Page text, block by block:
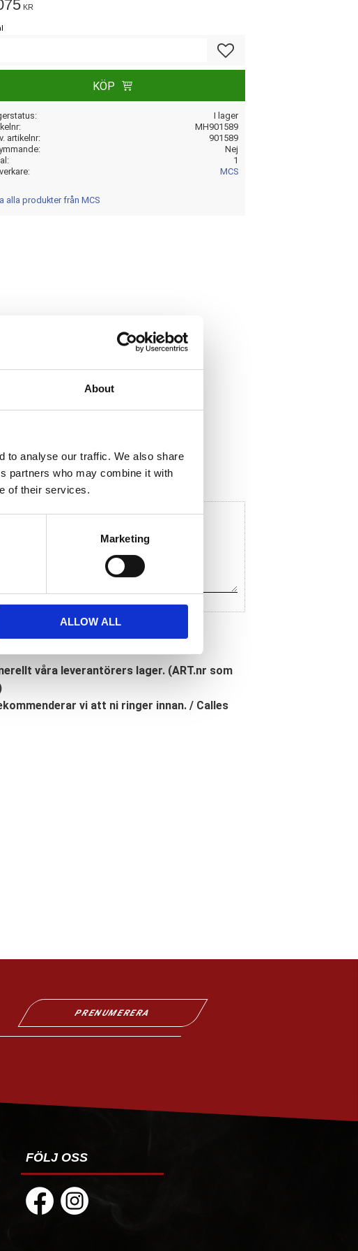
About
to analyse our traffic. We also share
partners who may combine it with
of their services.
Marketing
ALLOW ALL
KR
KÖP
I lager
MH901589
artikelnr
901589
Nej
1
MCS
alla produkter från MCS
Dela med dig
c
b
o
våra leverantörers lager. (ART.nr som
vi att ni ringer innan. / Calles
PRENUMERERA
FÖLJ OSS